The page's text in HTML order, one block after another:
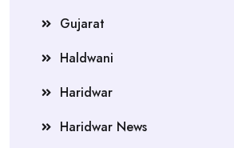
Gujarat
Haldwani
Haridwar
Haridwar News